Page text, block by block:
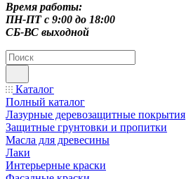
Время работы:
ПН-ПТ c 9:00 до 18:00
СБ-ВС выходной
Каталог
Полный каталог
Лазурные деревозащитные покрытия
Защитные грунтовки и пропитки
Масла для древесины
Лаки
Интерьерные краски